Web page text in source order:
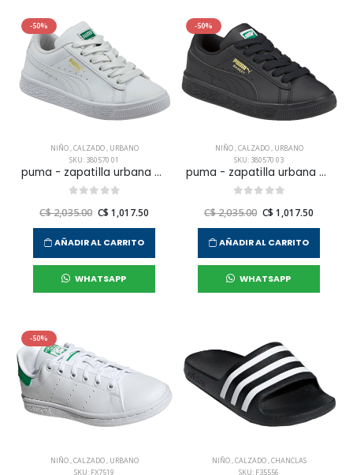
-50%
NIÑO,CALZADO, URBANO
SKU: 380570 01
puma - zapatilla urbana basket classic xxi para niño
C$ 2,035.00 C$ 1,017.50
AÑADIR AL CARRITO
WHATSAPP
-50%
NIÑO,CALZADO, URBANO
SKU: 380570 03
puma - zapatilla urbana basket classic xxi para niño
C$ 2,035.00 C$ 1,017.50
AÑADIR AL CARRITO
WHATSAPP
-50%
NIÑO,CALZADO, URBANO
SKU: FX7519
NIÑO,CALZADO,CHANCLAS
SKU: F35556